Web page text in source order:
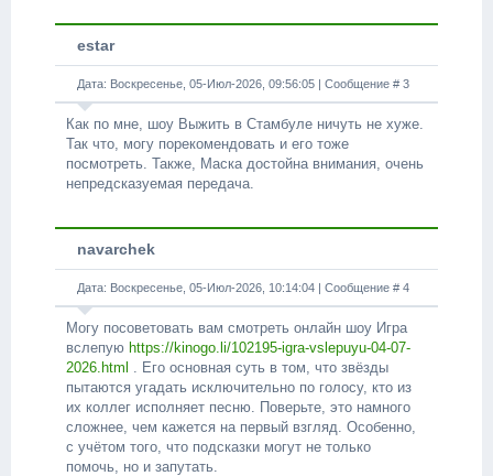
estar
Дата: Воскресенье, 05-Июл-2026, 09:56:05 | Сообщение # 3
Как по мне, шоу Выжить в Стамбуле ничуть не хуже.
Так что, могу порекомендовать и его тоже
посмотреть. Также, Маска достойна внимания, очень
непредсказуемая передача.
navarchek
Дата: Воскресенье, 05-Июл-2026, 10:14:04 | Сообщение # 4
Могу посоветовать вам смотреть онлайн шоу Игра
вслепую https://kinogo.li/102195-igra-vslepuyu-04-07-
2026.html . Его основная суть в том, что звёзды
пытаются угадать исключительно по голосу, кто из
их коллег исполняет песню. Поверьте, это намного
сложнее, чем кажется на первый взгляд. Особенно,
с учётом того, что подсказки могут не только
помочь, но и запутать.